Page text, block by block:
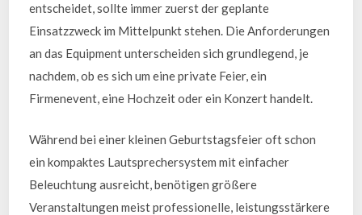
entscheidet, sollte immer zuerst der geplante
Einsatzzweck im Mittelpunkt stehen. Die Anforderungen
an das Equipment unterscheiden sich grundlegend, je
nachdem, ob es sich um eine private Feier, ein
Firmenevent, eine Hochzeit oder ein Konzert handelt.
Während bei einer kleinen Geburtstagsfeier oft schon
ein kompaktes Lautsprechersystem mit einfacher
Beleuchtung ausreicht, benötigen größere
Veranstaltungen meist professionelle, leistungsstärkere